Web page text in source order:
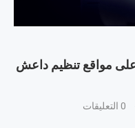
مواقع تنظيم داعش
0 التعليقات